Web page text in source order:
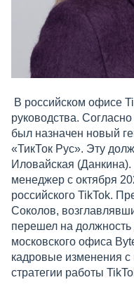
В российском офисе
руководства.
был назначен новый
«ТикТок Рус». Эту
Иловайская
менеджер с октября
российского TikTok.
Соколов,
перешел на должность
московского офиса
кадровые изменения с
стратегии работы